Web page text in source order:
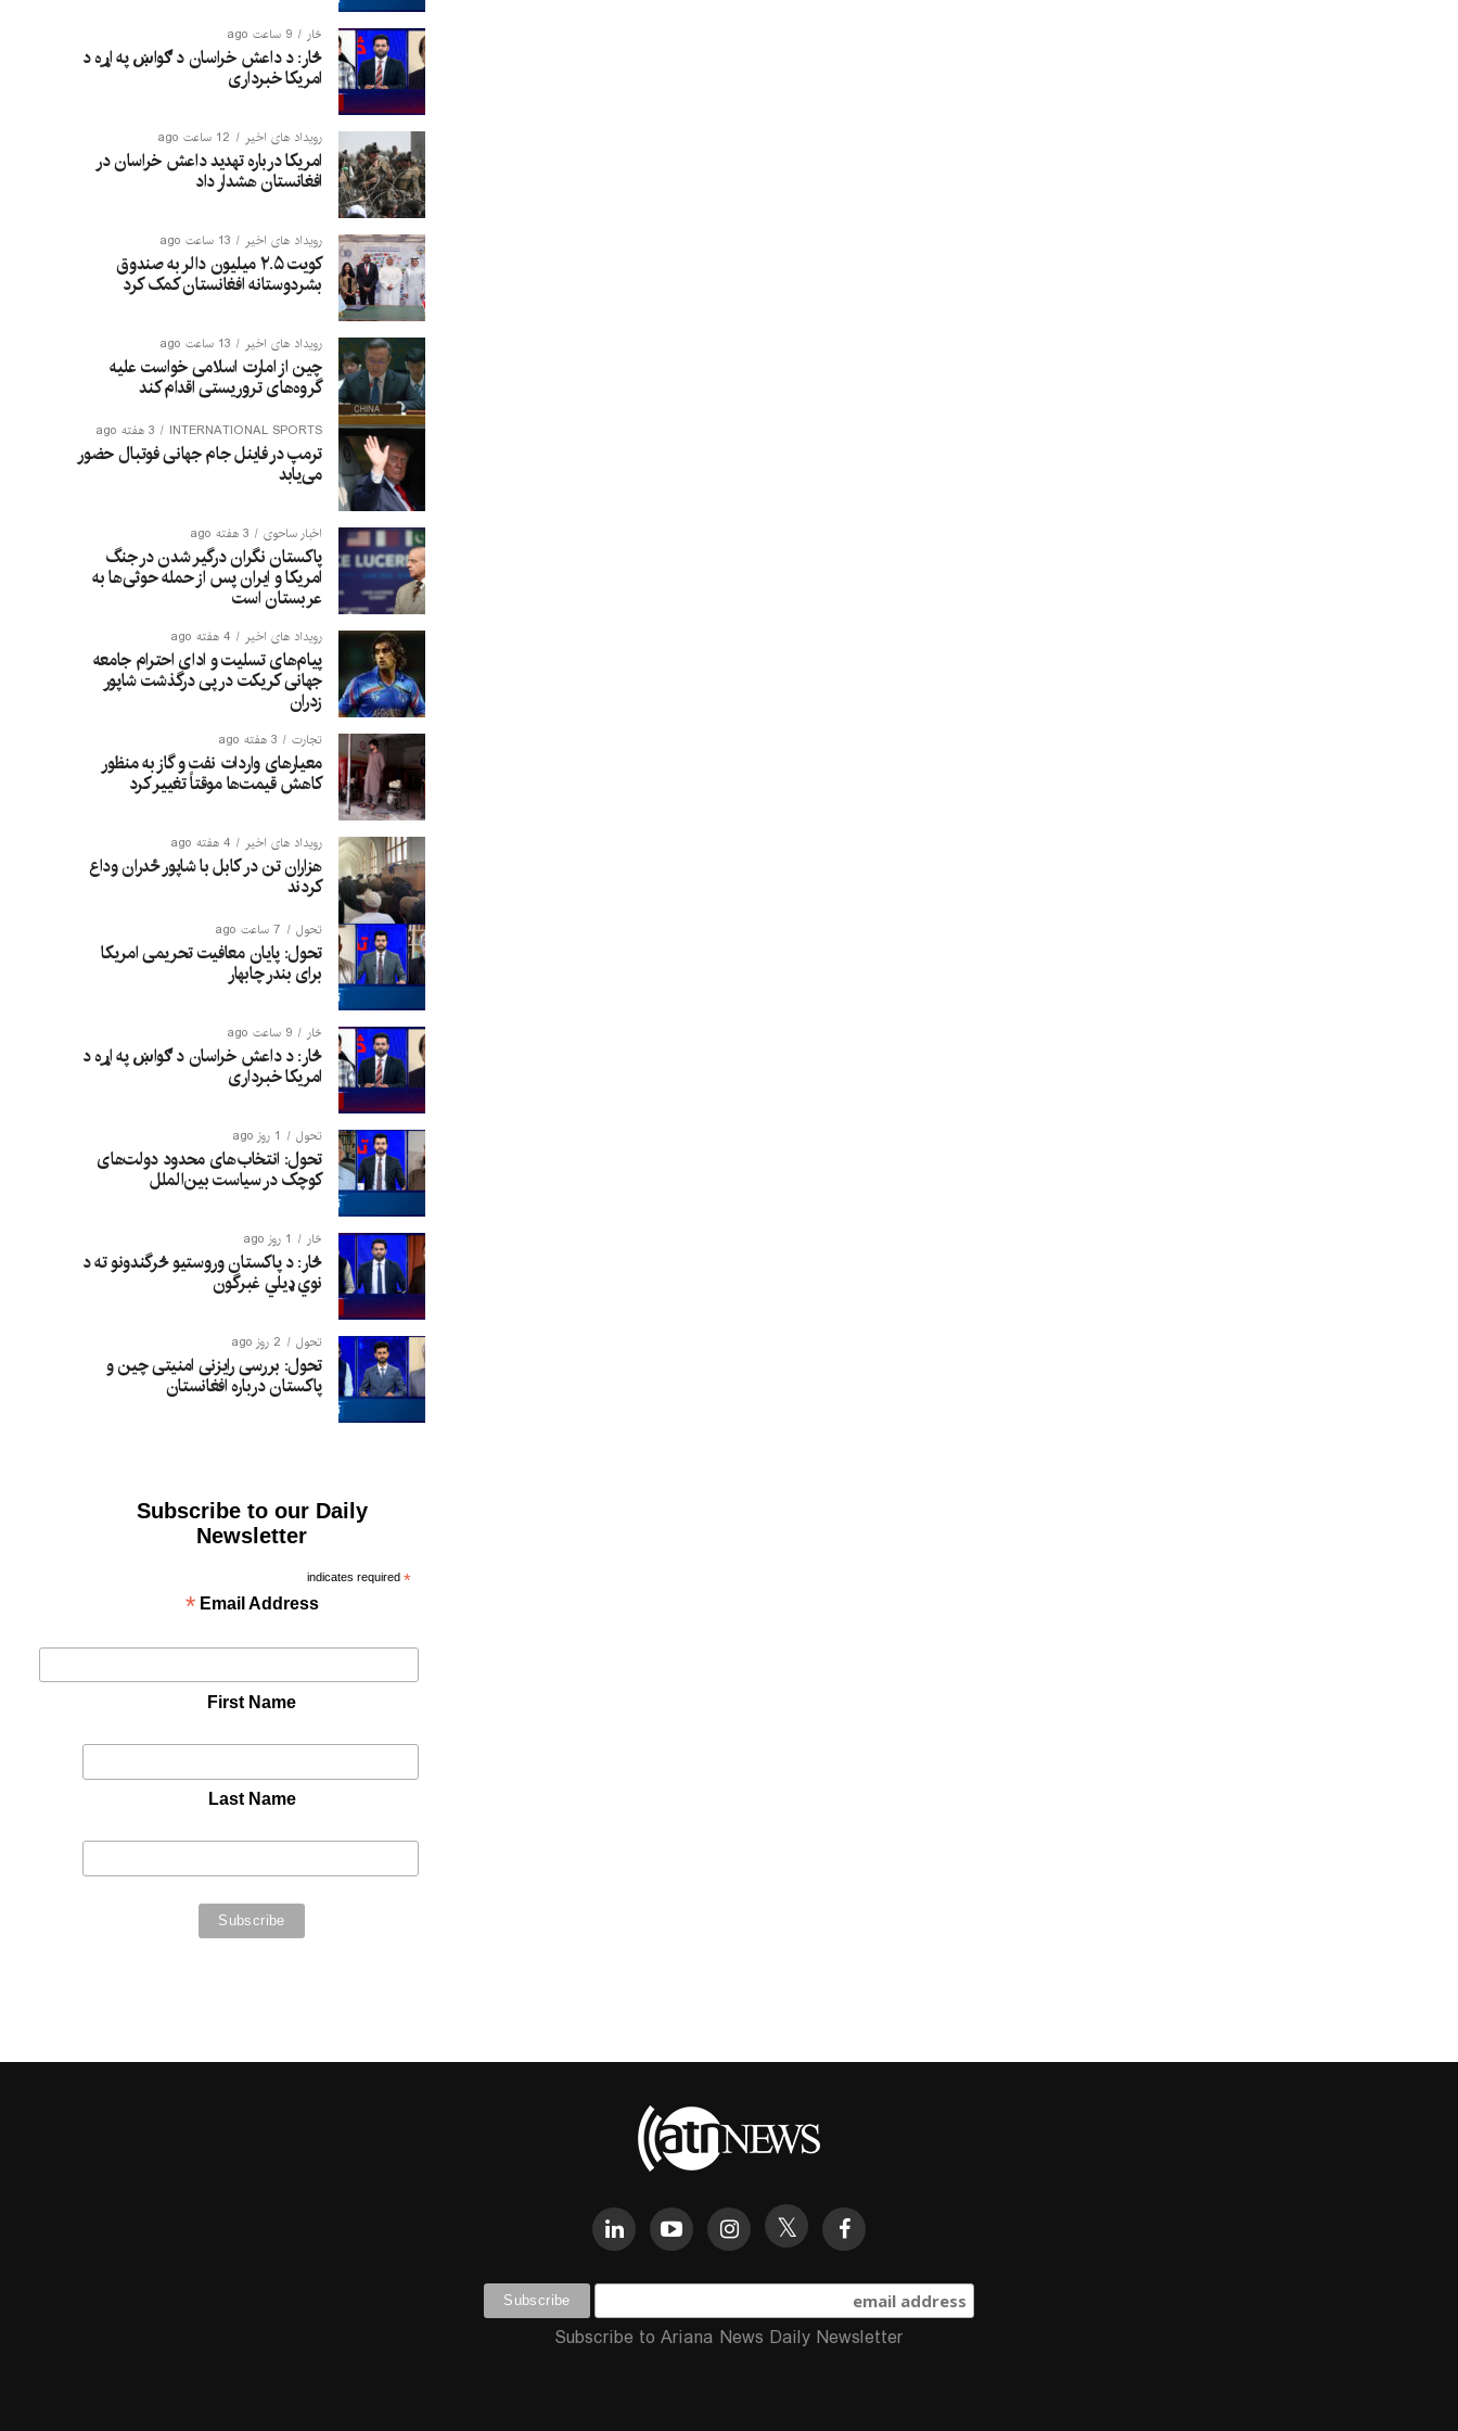
څار 9 ساعت ago
څار: د داعش خراسان د ګواښ په اړه د
امریکا خبرداری
رویداد های اخیر 12 ساعت ago
امریکا درباره تهدید داعش خراسان در
افغانستان هشدار داد
رویداد های اخیر 13 ساعت ago
کویت ۲.۵ میلیون دالر به صندوق
بشردوستانه افغانستان کمک کرد
رویداد های اخیر 13 ساعت ago
چین از امارت اسلامی خواست علیه
گروه‌های تروریستی اقدام کند
INTERNATIONAL SPORTS 3 هفته ago
ترمپ در فاینل جام جهانی فوتبال حضور
می‌یابد
اخبار ساحوی 3 هفته ago
پاکستان نگران درگیر شدن در جنگ
امریکا و ایران پس از حمله حوثی‌ها به
عربستان است
رویداد های اخیر 4 هفته ago
پیام‌های تسلیت و ادای احترام جامعه
جهانی کریکت در پی درگذشت شاپور
زدران
تجارت 3 هفته ago
معیارهای واردات نفت و گاز به منظور
کاهش قیمت‌ها موقتاً تغییر کرد
رویداد های اخیر 4 هفته ago
هزاران تن در کابل با شاپور ځدران وداع
کردند
تحول 7 ساعت ago
تحول: پایان معافیت تحریمی امریکا
برای بندر چابهار
څار 9 ساعت ago
څار: د داعش خراسان د ګواښ په اړه د
امریکا خبرداری
تحول 1 روز ago
تحول: انتخاب‌های محدود دولت‌های
کوچک در سیاست بین‌الملل
څار 1 روز ago
څار: د پاکستان وروستیو څرگندونو ته د
نوي ډیلي غبرگون
تحول 2 روز ago
تحول: بررسی رایزنی امنیتی چین و
پاکستان درباره افغانستان
Subscribe to our Daily
Newsletter
*
indicates required
Email Address
*
First Name
Last Name
Subscribe to Ariana News Daily Newsletter